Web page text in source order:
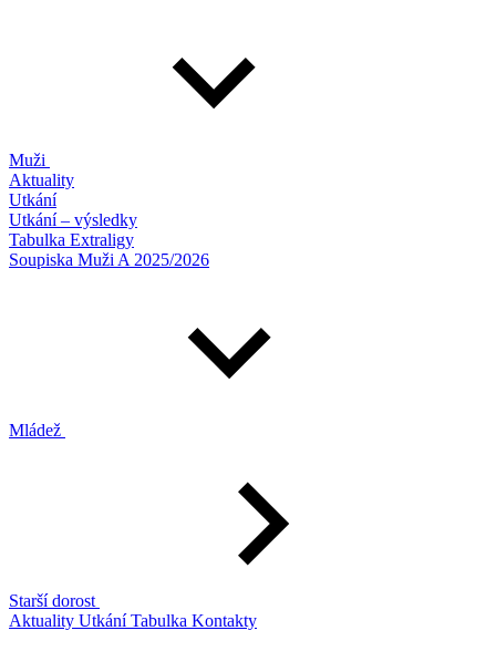
Muži
Aktuality
Utkání
Utkání – výsledky
Tabulka Extraligy
Soupiska Muži A 2025/2026
Mládež
Starší dorost
Aktuality UtkáníTabulka Kontakty